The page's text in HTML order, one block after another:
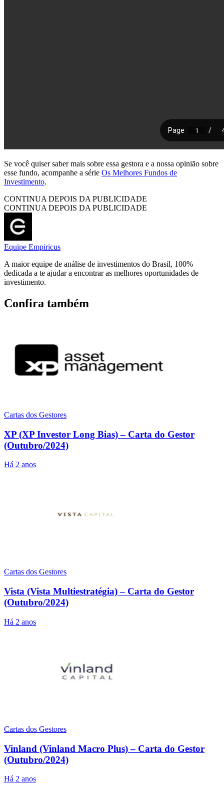
Se você quiser saber mais sobre essa gestora e a nossa opinião sobre
esse fundo, acompanhe a série Os Melhores Fundos de
Investimento.
CONTINUA DEPOIS DA PUBLICIDADE
CONTINUA DEPOIS DA PUBLICIDADE
Equipe Empiricus
A maior equipe de análise de investimentos do Brasil, 100%
dedicada a te ajudar a encontrar as melhores oportunidades de
investimento.
Confira também
Cartas dos Gestores
XP (XP Investor Long Bias) – Carta do Gestor
(Outubro/2024)
Há 2 anos
Cartas dos Gestores
Vista (Vista Multiestratégia) – Carta do Gestor
(Outubro/2024)
Há 2 anos
Cartas dos Gestores
Vinland (Vinland Macro Plus) – Carta do Gestor
(Outubro/2024)
Há 2 anos